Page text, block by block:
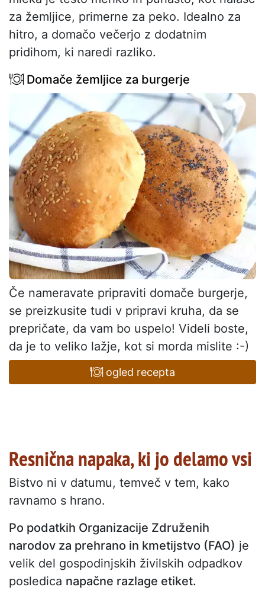
za žemljice, primerne za peko. Idealno za
hitro, a domačo večerjo z dodatnim
pridihom, ki naredi razliko.
Domače žemljice za burgerje
Če nameravate pripraviti domače burgerje,
se preizkusite tudi v pripravi kruha, da se
prepričate, da vam bo uspelo! Videli boste,
da je to veliko lažje, kot si morda mislite :-)
ogled recepta
Resnična napaka, ki jo delamo vsi
Bistvo ni v datumu, temveč v tem, kako
ravnamo s hrano.
Po podatkih Organizacije Združenih
narodov za prehrano in kmetijstvo (FAO) je
velik del gospodinjskih živilskih odpadkov
posledica napačne razlage etiket.